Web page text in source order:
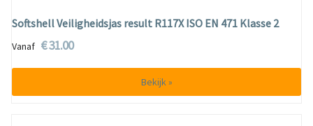
Softshell Veiligheidsjas result R117X ISO EN 471 Klasse 2
Vanaf € 31.00
Bekijk »